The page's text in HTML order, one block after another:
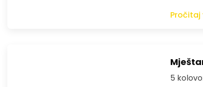
Pročitaj
5